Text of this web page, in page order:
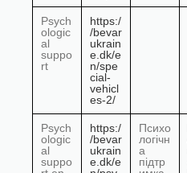
Psych
ologic
al
suppo
rt
https:/
/bevar
ukrain
e.dk/e
n/spe
cial-
vehicl
es-2/
Psych
ologic
al
suppo
https:/
/bevar
ukrain
e.dk/e
Психо
логічн
а
підтр